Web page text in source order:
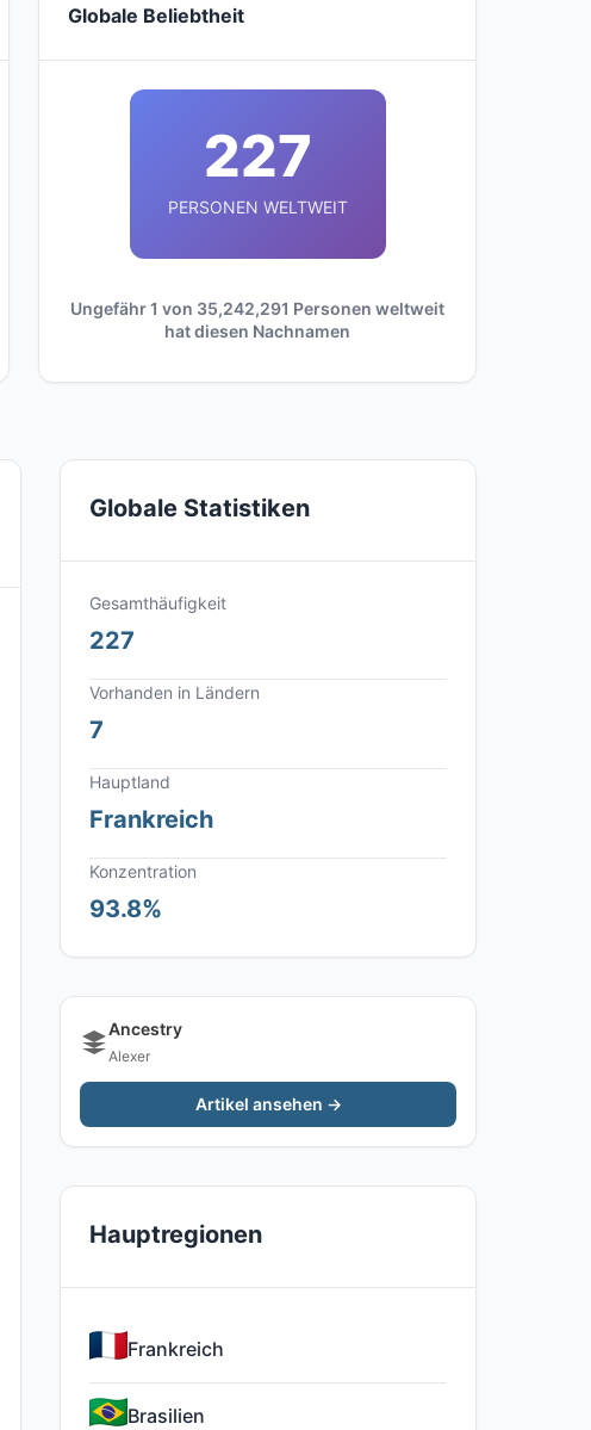
Globale Beliebtheit
227
PERSONEN WELTWEIT
Ungefähr 1 von 35,242,291 Personen weltweit
hat diesen Nachnamen
Globale Statistiken
Gesamthäufigkeit
227
Vorhanden in Ländern
7
Hauptland
Frankreich
Konzentration
93.8%
Ancestry
Alexer
Artikel ansehen →
Hauptregionen
Frankreich
Brasilien